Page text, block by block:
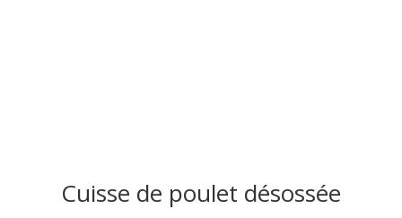
Cuisse de poulet désossée